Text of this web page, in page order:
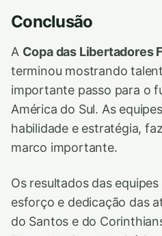
Conclusão
A Copa das Libertadores
terminou mostrando
importante passo para o
América do Sul. As
habilidade e estratégia,
marco importante.
Os resultados das
esforço e dedicação das
do Santos e do